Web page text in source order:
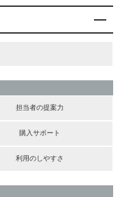
担当者の提案力
購入サポート
利用のしやすさ